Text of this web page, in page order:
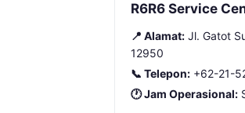
R6R6 Service
📍 Alamat: Jl. Gatot
12950
📞 Telepon: +62-21-
🕐 Jam Operasional: